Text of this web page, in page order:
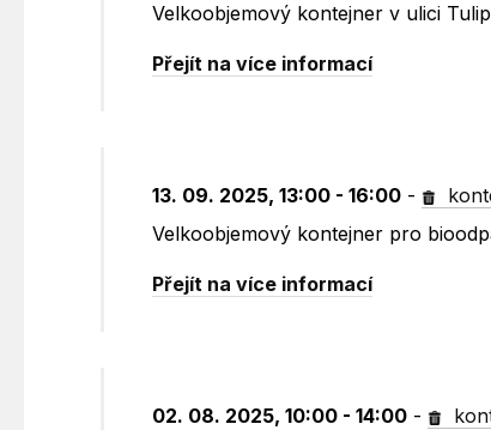
Velkoobjemový kontejner v ulici
Přejít na více informací
13. 09. 2025, 13:00 - 16:00 -
Velkoobjemový kontejner pro
Přejít na více informací
02. 08. 2025, 10:00 - 14:00 -